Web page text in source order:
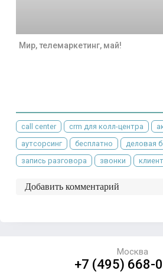
Мир, телемаркетинг, май!
call center crm для колл-центра
аутсорсинг
бесплатно
деловая
запись разговора
звонки
Добавить комментарий
+7 (495) 668-
Москва